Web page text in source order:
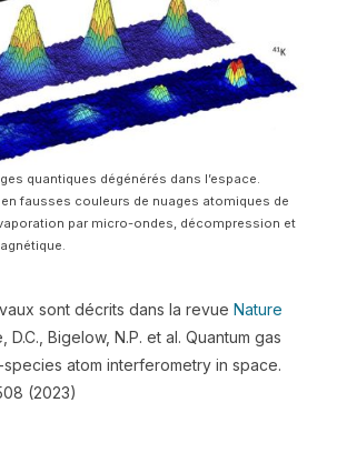
quantiques dégénérés dans l’espace.
fausses couleurs de nuages atomiques de
par micro-ondes, décompression et
sont décrits dans la revue Nature
D.C., Bigelow, N.P. et al. Quantum gas
atom interferometry in space.
(2023)